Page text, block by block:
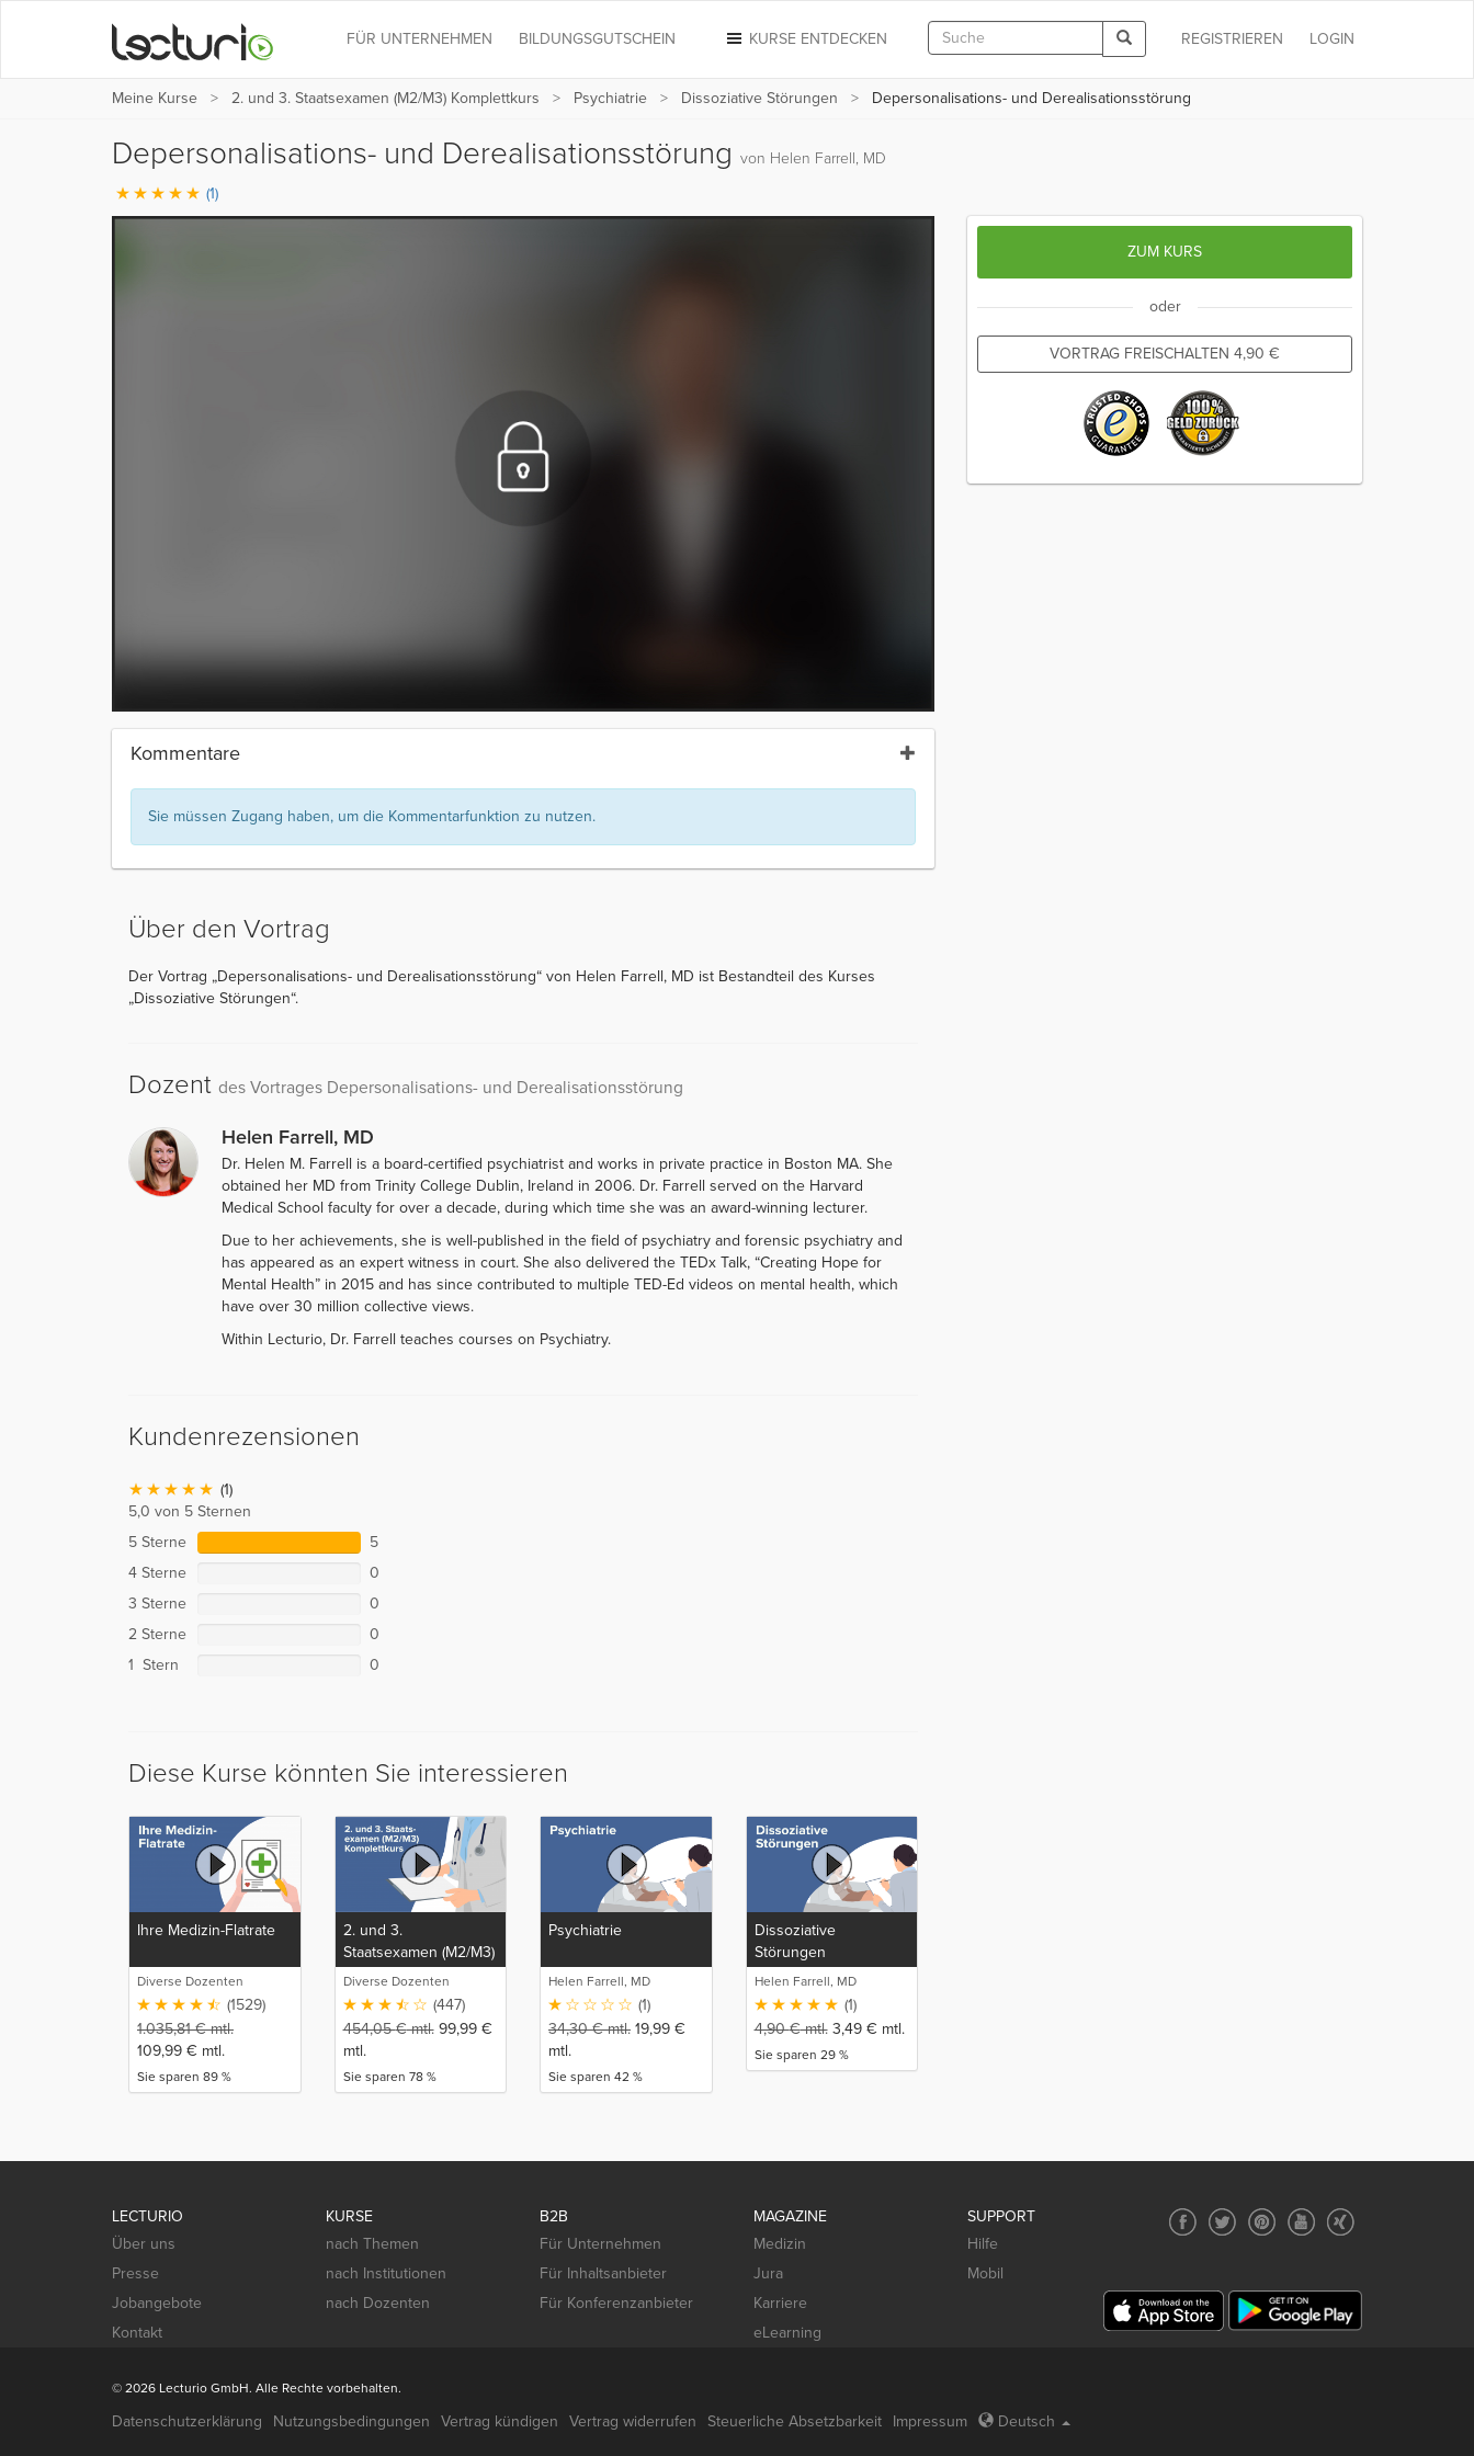
LOGIN
REGISTRIEREN
KURSE ENTDECKEN
FÜR UNTERNEHMEN BILDUNGSGUTSCHEIN
Meine Kurse 2. und 3. Staatsexamen (M2/M3) Komplettkurs Psychiatrie Dissoziative Störungen Depersonalisations- und Derealisationsstörung
Depersonalisations- und Derealisationsstörung von Helen Farrell, MD
(1)
Kommentare
Sie müssen Zugang haben, um die Kommentarfunktion zu nutzen.
Über den Vortrag
Der Vortrag „Depersonalisations- und Derealisationsstörung“ von Helen Farrell, MD ist Bestandteil des Kurses
„Dissoziative Störungen“.
Dozent des Vortrages Depersonalisations- und Derealisationsstörung
Helen Farrell, MD
Dr. Helen M. Farrell is a board-certified psychiatrist and works in private practice in Boston MA. She
obtained her MD from Trinity College Dublin, Ireland in 2006. Dr. Farrell served on the Harvard
Medical School faculty for over a decade, during which time she was an award-winning lecturer.
Due to her achievements, she is well-published in the field of psychiatry and forensic psychiatry and
has appeared as an expert witness in court. She also delivered the TEDx Talk, “Creating Hope for
Mental Health” in 2015 and has since contributed to multiple TED-Ed videos on mental health, which
have over 30 million collective views.
Within Lecturio, Dr. Farrell teaches courses on Psychiatry.
Kundenrezensionen
(1)
5,0 von 5 Sternen
5 Sterne
5
4 Sterne
0
3 Sterne
0
2 Sterne
0
1 Stern
0
Diese Kurse könnten Sie interessieren
Ihre Medizin-Flatrate
Diverse Dozenten
(1529)
1.035,81€mtl.
109,99 € mtl.
Sie sparen 89 %
2. und 3.
Staatsexamen (M2/M3)
Komplettkurs
Diverse Dozenten
(447)
454,05€mtl. 99,99 €
mtl.
Sie sparen 78 %
Psychiatrie
Helen Farrell, MD
(1)
34,30€mtl. 19,99 €
mtl.
Sie sparen 42 %
Dissoziative
Störungen
Helen Farrell, MD
(1)
4,90€mtl. 3,49 € mtl.
Sie sparen 29 %
ZUM KURS
oder
VORTRAG FREISCHALTEN 4,90 €
LECTURIO
Über uns
Presse
Jobangebote
Kontakt
KURSE
nach Themen
nach Institutionen
nach Dozenten
B2B
Für Unternehmen
Für Inhaltsanbieter
Für Konferenzanbieter
MAGAZINE
Medizin
Jura
Karriere
eLearning
SUPPORT
Hilfe
Mobil
© 2026 Lecturio GmbH. Alle Rechte vorbehalten.
Datenschutzerklärung Nutzungsbedingungen Vertrag kündigen Vertrag widerrufen Steuerliche Absetzbarkeit Impressum Deutsch